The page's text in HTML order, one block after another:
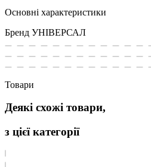
Основні характеристики
Бренд УНІВЕРСАЛ
Товари
Деякі схожі товари,
з цієї категорії